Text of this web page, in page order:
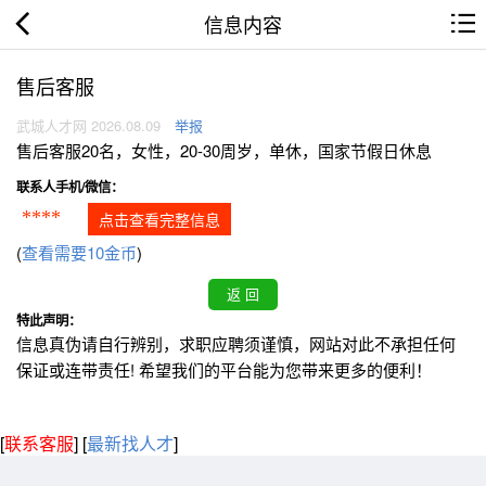
信息内容
售后客服
武城人才网 2026.08.09 举报
售后客服20名，女性，20-30周岁，单休，国家节假日休息
联系人手机/微信：
**** 点击查看完整信息
(查看需要10金币)
特此声明：
信息真伪请自行辨别，求职应聘须谨慎，网站对此不承担任何
保证或连带责任! 希望我们的平台能为您带来更多的便利！
[联系客服] [最新找人才]